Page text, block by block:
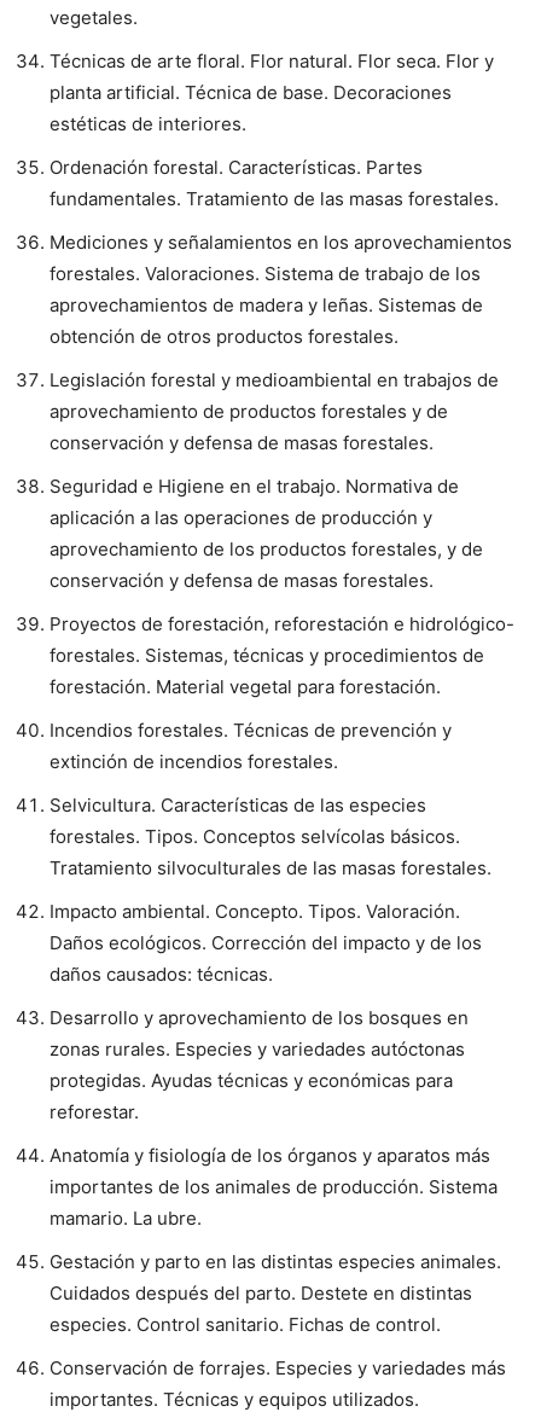
vegetales.
Técnicas de arte floral. Flor natural. Flor seca. Flor y
planta artificial. Técnica de base. Decoraciones
estéticas de interiores.
Ordenación forestal. Características. Partes
fundamentales. Tratamiento de las masas forestales.
Mediciones y señalamientos en los aprovechamientos
forestales. Valoraciones. Sistema de trabajo de los
aprovechamientos de madera y leñas. Sistemas de
obtención de otros productos forestales.
Legislación forestal y medioambiental en trabajos de
aprovechamiento de productos forestales y de
conservación y defensa de masas forestales.
Seguridad e Higiene en el trabajo. Normativa de
aplicación a las operaciones de producción y
aprovechamiento de los productos forestales, y de
conservación y defensa de masas forestales.
Proyectos de forestación, reforestación e hidrológico-
forestales. Sistemas, técnicas y procedimientos de
forestación. Material vegetal para forestación.
Incendios forestales. Técnicas de prevención y
extinción de incendios forestales.
Selvicultura. Características de las especies
forestales. Tipos. Conceptos selvícolas básicos.
Tratamiento silvoculturales de las masas forestales.
Impacto ambiental. Concepto. Tipos. Valoración.
Daños ecológicos. Corrección del impacto y de los
daños causados: técnicas.
Desarrollo y aprovechamiento de los bosques en
zonas rurales. Especies y variedades autóctonas
protegidas. Ayudas técnicas y económicas para
reforestar.
Anatomía y fisiología de los órganos y aparatos más
importantes de los animales de producción. Sistema
mamario. La ubre.
Gestación y parto en las distintas especies animales.
Cuidados después del parto. Destete en distintas
especies. Control sanitario. Fichas de control.
Conservación de forrajes. Especies y variedades más
importantes. Técnicas y equipos utilizados.